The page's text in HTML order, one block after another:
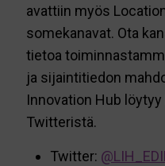
avattiin myös
somekanavat. Ota
tietoa
ja sijaintitiedon
Innovation Hub
Twitteristä.
Twitter: